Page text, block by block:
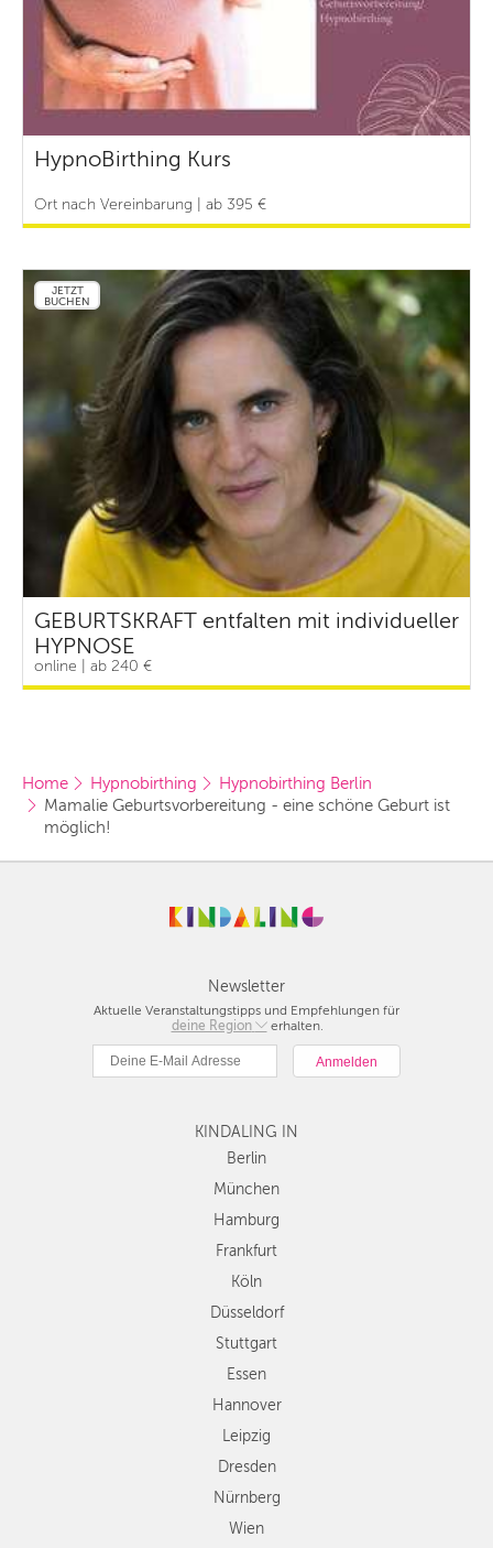
HypnoBirthing Kurs
Ort nach Vereinbarung | ab 395 €
JETZT
BUCHEN
GEBURTSKRAFT entfalten mit individueller
HYPNOSE
online | ab 240 €
Home Hypnobirthing
Hypnobirthing Berlin
Mamalie Geburtsvorbereitung - eine schöne Geburt ist
möglich!
Newsletter
Aktuelle Veranstaltungstipps und Empfehlungen für
deine Region
Berlin
Hamburg
Köln
Düsseldorf
Stuttgart
Essen
Dresden
Nürnberg
Wien
Zürich
Andere
Regionen
erhalten.
KINDALING IN
Berlin
München
Hamburg
Frankfurt
Köln
Düsseldorf
Stuttgart
Essen
Hannover
Leipzig
Dresden
Nürnberg
Wien